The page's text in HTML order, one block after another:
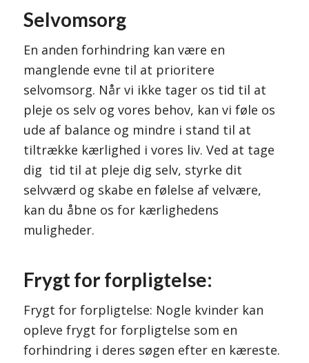
Selvomsorg
En anden forhindring kan være en
manglende evne til at prioritere
selvomsorg. Når vi ikke tager os tid til at
pleje os selv og vores behov, kan vi føle os
ude af balance og mindre i stand til at
tiltrække kærlighed i vores liv. Ved at tage
dig tid til at pleje dig selv, styrke dit
selvværd og skabe en følelse af velvære,
kan du åbne os for kærlighedens
muligheder.
Frygt for forpligtelse:
Frygt for forpligtelse: Nogle kvinder kan
opleve frygt for forpligtelse som en
forhindring i deres søgen efter en kæreste.